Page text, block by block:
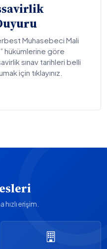
Muhasebeci Mali
hükümlerine göre
sınav tarihleri belli
için tıklayınız.
erişim.